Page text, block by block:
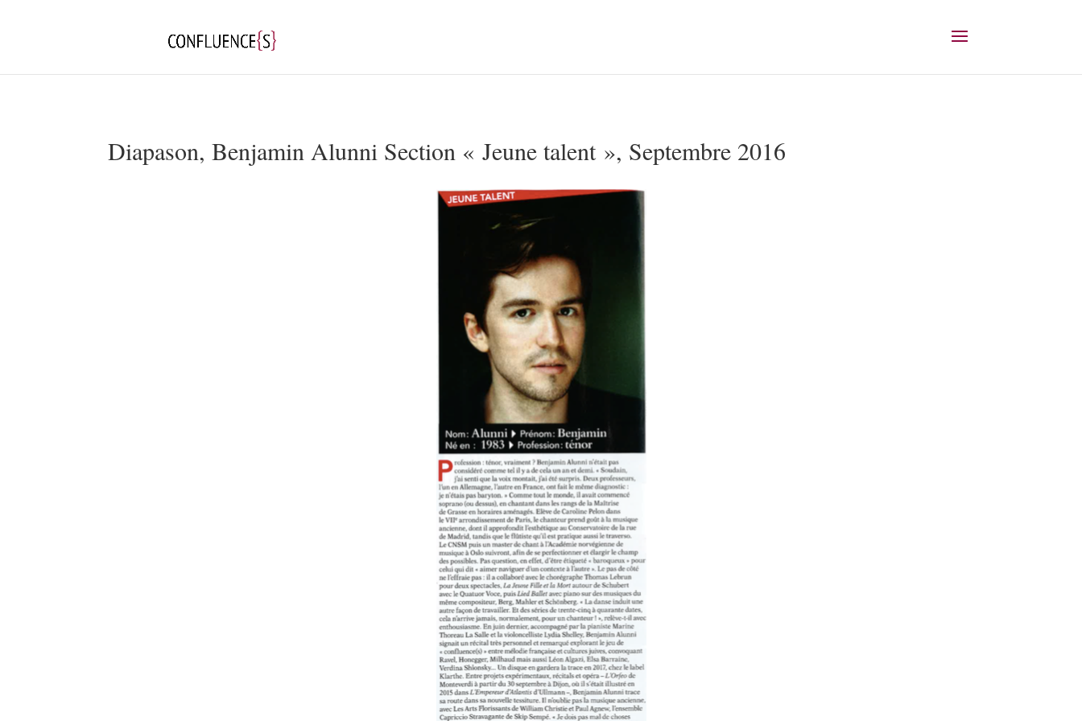
Diapason, Benjamin Alunni Section « Jeune talent », Septembre 2016